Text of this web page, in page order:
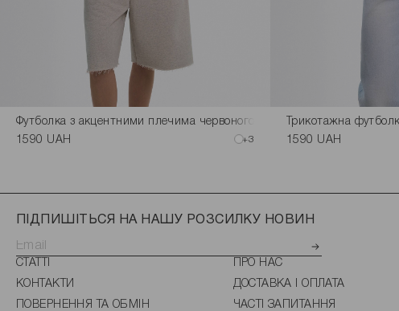
Футболка з акцентними плечима червоного кольору
1590 UAH
+3
Трикотажна
1590 UAH
ПІДПИШІТЬСЯ НА НАШУ РОЗСИЛКУ НОВИН
СТАТТІ
ПРО НАС
КОНТАКТИ
ДОСТАВКА І ОПЛАТА
ПОВЕРНЕННЯ ТА ОБМІН
ЧАСТІ ЗАПИТАННЯ